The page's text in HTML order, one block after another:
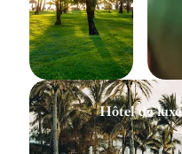
Hôtel de luxe